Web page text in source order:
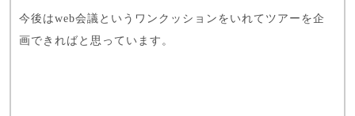
今後はweb会議というワンクッションをいれてツアーを企
画できればと思っています。